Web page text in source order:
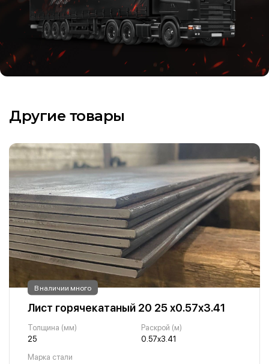
Другие товары
В наличии много
Лист горячекатаный 20 25 х0.57х3.41
Толщина (мм)
25
Раскрой (м)
0.57х3.41
Марка стали